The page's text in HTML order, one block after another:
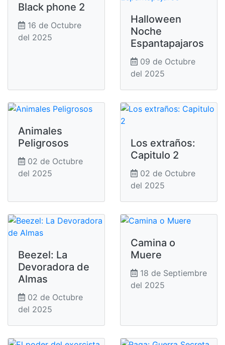
Black phone 2
16 de Octubre
del 2025
Halloween
Noche
Espantapajaros
09 de Octubre
del 2025
Animales
Peligrosos
02 de Octubre
del 2025
Los extraños:
Capitulo 2
02 de Octubre
del 2025
Beezel: La
Devoradora de
Almas
02 de Octubre
del 2025
Camina o
Muere
18 de Septiembre
del 2025